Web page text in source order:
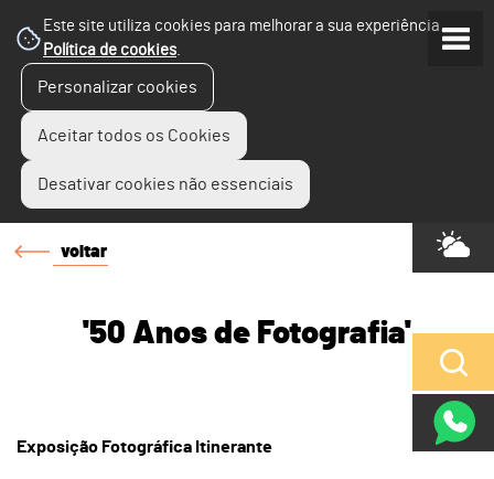
Este site utiliza cookies para melhorar a sua experiência.
Política de cookies.
Personalizar cookies
Aceitar todos os Cookies
Desativar cookies não essenciais
voltar
'50 Anos de Fotografia'
Exposição Fotográfica Itinerante